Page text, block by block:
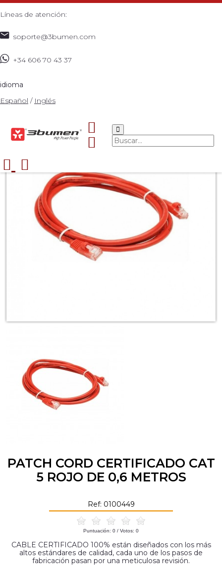
Líneas de atención:
soporte@3bumen.com
+34 606 70 43 37
idioma
Español / Inglés
PATCH CORD CERTIFICADO CAT 5 ROJO DE 0,6
METROS
PATCH CORD CERTIFICADO CAT
5 ROJO DE 0,6 METROS
Ref: 0100449
Puntuación: 0 / Votos: 0
CABLE CERTIFICADO 100% están diseñados con los más
altos estándares de calidad, cada uno de los pasos de
fabricación pasan por una meticulosa revisión.